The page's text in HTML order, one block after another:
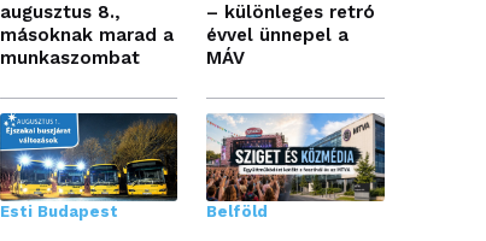
augusztus 8.,
másoknak marad a
munkaszombat
– különleges retró
évvel ünnepel a
MÁV
Esti Budapest Belföld